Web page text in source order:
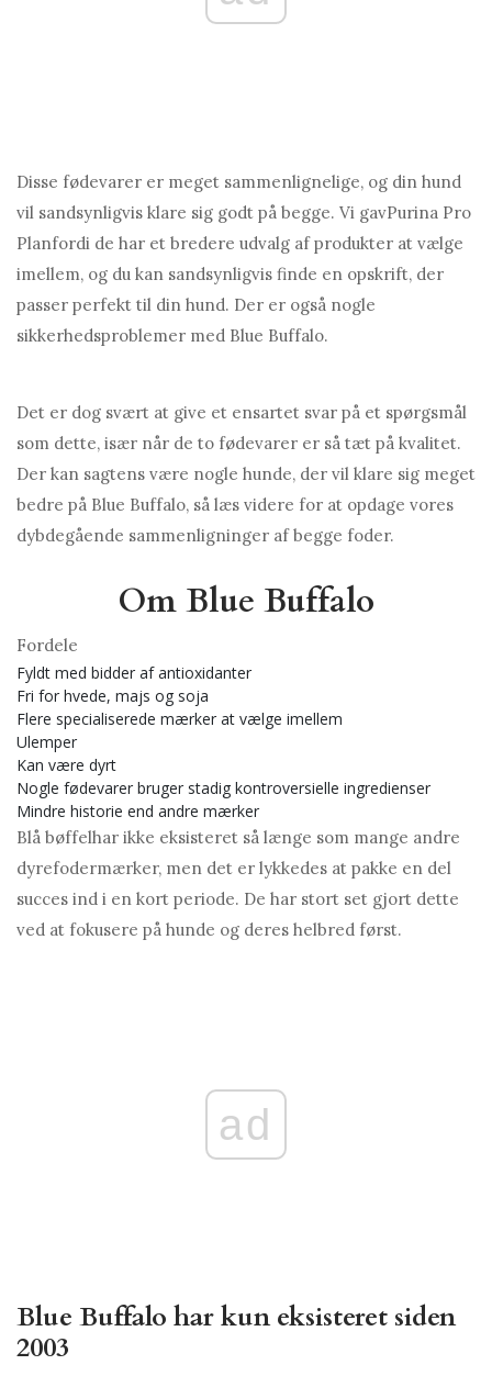
Disse fødevarer er meget sammenlignelige, og din hund
vil sandsynligvis klare sig godt på begge. Vi gavPurina Pro
Planfordi de har et bredere udvalg af produkter at vælge
imellem, og du kan sandsynligvis finde en opskrift, der
passer perfekt til din hund. Der er også nogle
sikkerhedsproblemer med Blue Buffalo.
Det er dog svært at give et ensartet svar på et spørgsmål
som dette, især når de to fødevarer er så tæt på kvalitet.
Der kan sagtens være nogle hunde, der vil klare sig meget
bedre på Blue Buffalo, så læs videre for at opdage vores
dybdegående sammenligninger af begge foder.
Om Blue Buffalo
Fordele
Fyldt med bidder af antioxidanter
Fri for hvede, majs og soja
Flere specialiserede mærker at vælge imellem
Ulemper
Kan være dyrt
Nogle fødevarer bruger stadig kontroversielle ingredienser
Mindre historie end andre mærker
Blå bøffelhar ikke eksisteret så længe som mange andre
dyrefodermærker, men det er lykkedes at pakke en del
succes ind i en kort periode. De har stort set gjort dette
ved at fokusere på hunde og deres helbred først.
ad
Blue Buffalo har kun eksisteret siden
2003